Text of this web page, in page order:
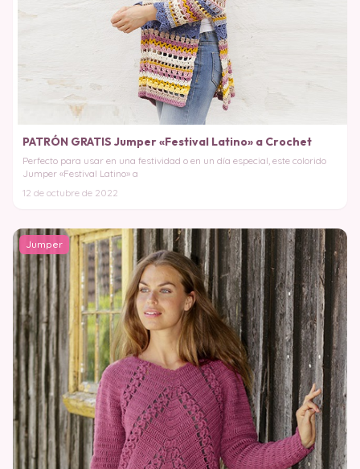
PATRÓN GRATIS Jumper «Festival Latino» a Crochet
Perfecto para usar en una festividad o en un día especial, este colorido
Jumper «Festival Latino» a
12 de octubre de 2022
Jumper